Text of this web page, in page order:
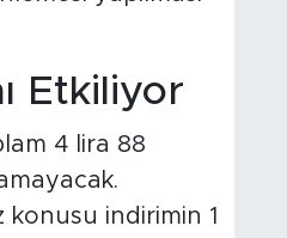
Etkiliyor
4 lira 88
indirimin 1